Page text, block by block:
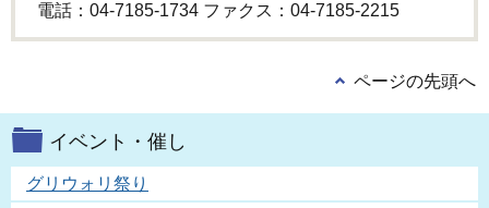
電話：04-7185-1734 ファクス：04-7185-2215
ページの先頭へ
イベント・催し
グリウォリ祭り